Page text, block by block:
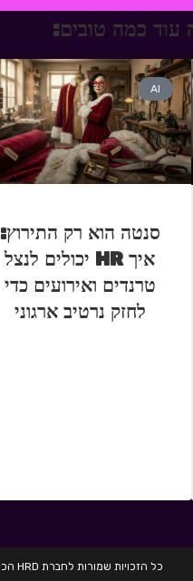
כמה טובים:
AI
סנטה הוא רק התירוץ:
איך HR יכולים לנצל
טרנדים ואירועים כדי
לחזק נרטיב ארגוני
כל הזכויות שמורות לחברת HRD הכשרות לגיוס בע"מ | ח.פ 514405950 | נחל לכיש 7 , אשדוד | 054-2424708